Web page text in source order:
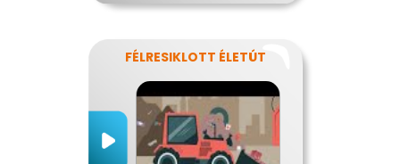
FÉLRESIKLOTT ÉLETÚT